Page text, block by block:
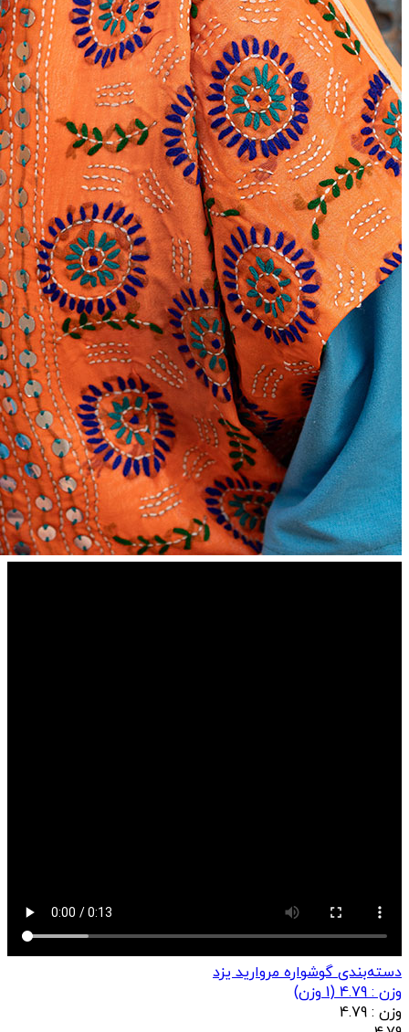
دسته‌بندی گوشواره مروارید یزد
وزن : 4.79
(
1 وزن)
وزن : 4.79